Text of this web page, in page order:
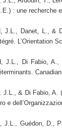
: une recherche
J.L., Danet, L., &
L’Orientation
J.L., Di Fabio,
J.L., & Di Fabio, A.
e
J.L., Guédon, D.,